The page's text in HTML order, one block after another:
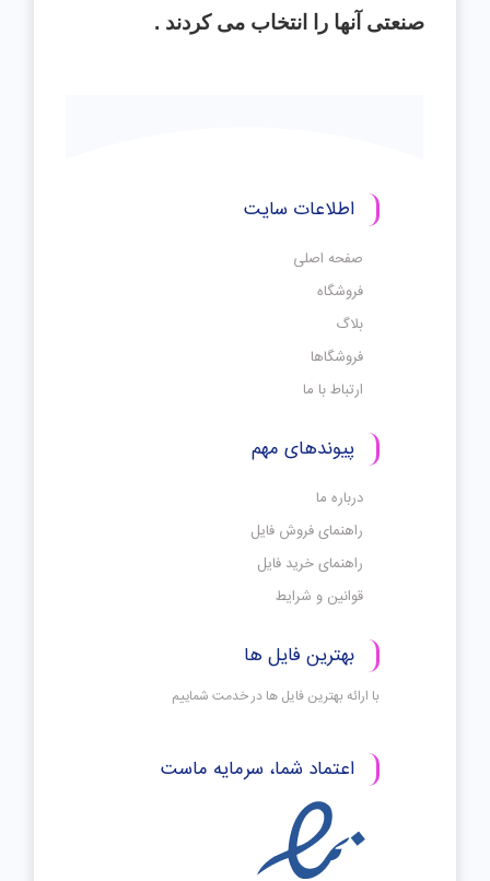
صنعتی آنها را انتخاب میكردند .
اطلاعات سایت
صفحه اصلی
فروشگاه
بلاگ
فروشگاها
ارتباط با ما
پیوندهای مهم
درباره ما
راهنمای فروش فایل
راهنمای خرید فایل
قوانین و شرایط
بهترین فایل ها
با ارائه بهترین فایل ها در خدمت شماییم
اعتماد شما، سرمایه ماست